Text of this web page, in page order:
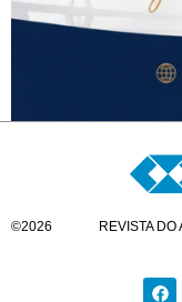
©2026
REVISTA